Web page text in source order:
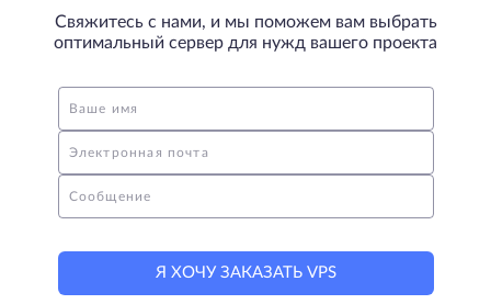
Свяжитесь с нами, и мы поможем вам выбрать
оптимальный сервер для нужд вашего проекта
Ваше имя
Электронная почта
Сообщение
Я ХОЧУ ЗАКАЗАТЬ VPS